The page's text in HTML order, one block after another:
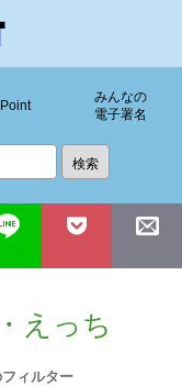
みんなの
電子署名
えっち
ィルター